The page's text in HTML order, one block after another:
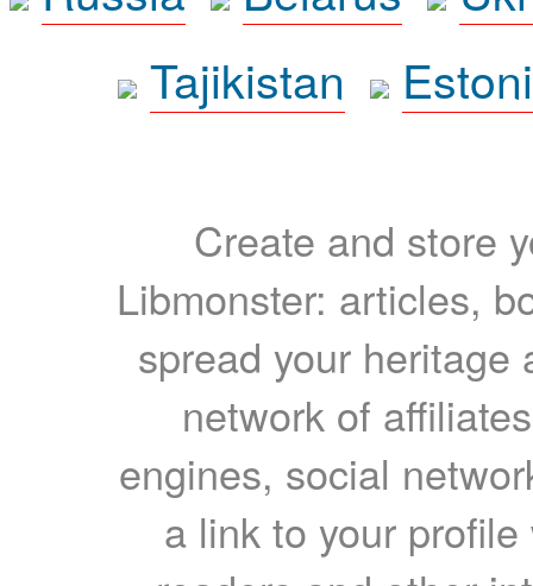
Tajikistan
Create and store
Libmonster: articles,
spread your heritage
network of
engines, social
a link to your